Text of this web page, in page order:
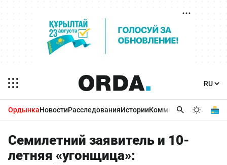
ОрдынкаНовостиРасследованияИсторииКомментарииБизнес
Семилетний заявитель и 10-
летняя «угонщица»: